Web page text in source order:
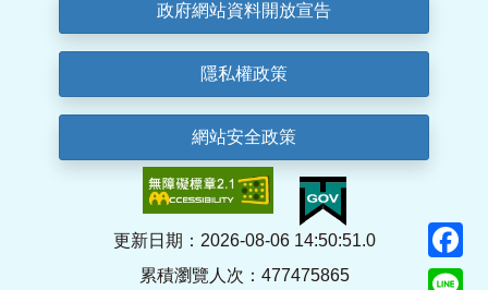
政府網站資料開放宣告
隱私權政策
網站安全政策
更新日期：2026-08-06 14:50:51.0
累積瀏覽人次：477475865